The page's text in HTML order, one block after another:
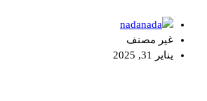
nada
غير مصنف
يناير 31, 2025